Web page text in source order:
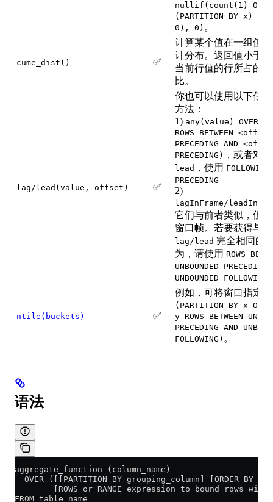
nullif(count(1) OVER
(PARTITION BY x) -
0), 0) 。
cume_dist() ✅
计算某个值在一组值
计分布。返回值小于
当前行值的行所占的
比。
lag/lead(value, offset) ✅
你也可以使用以下任
方法：
1) any(value) OVER
ROWS BETWEEN
PRECEDING AND
PRECEDING)
，或者对于
lead ，使用 FOLLOWING
PRECEDING
2)
lagInFrame/
它们与前者类似，但
窗口帧。若要获得与
lag/lead 完全相同的
为，请使用 ROWS
UNBOUNDED PRECEDING
UNBOUNDED FOLLOWING
ntile(buckets) ✅
例如，可将窗口指定为
(PARTITION BY x
y ROWS BETWEEN
PRECEDING AND
FOLLOWING) 。
语法
aggregate_function (column_name)
OVER ([[PARTITION BY grouping_column] [ORDER BY
[ROWS or RANGE
FROM table_name